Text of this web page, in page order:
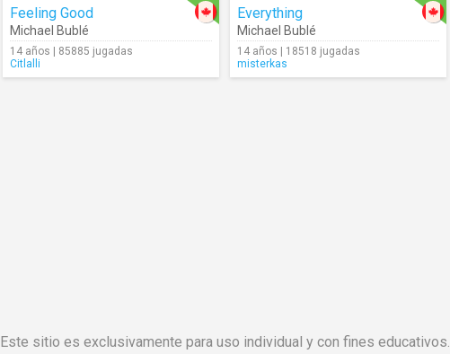
Feeling Good
Michael Bublé
14 años | 85885 jugadas
Citlalli
Everything
Michael Bublé
14 años | 18518 jugadas
misterkas
Este sitio es exclusivamente para uso individual y con fines educativos.